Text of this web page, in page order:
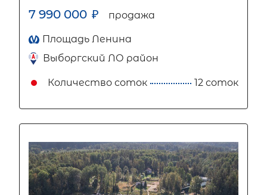
7 990 000 ₽ продажа
Площадь Ленина
Выборгский ЛО район
Количество соток 12 соток